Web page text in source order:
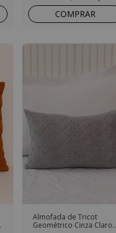
COMPRAR
Almofada de Tricot
Geométrico Cinza Claro